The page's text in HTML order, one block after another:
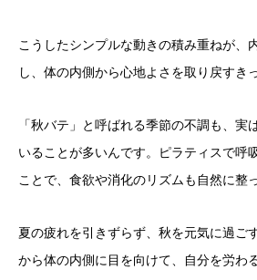
こうしたシンプルな動きの積み重ねが、
し、体の内側から心地よさを取り戻すき
「秋バテ」と呼ばれる季節の不調も、実
いることが多いんです。ピラティスで呼
ことで、食欲や消化のリズムも自然に整
夏の疲れを引きずらず、秋を元気に過ご
から体の内側に目を向けて、自分を労わ